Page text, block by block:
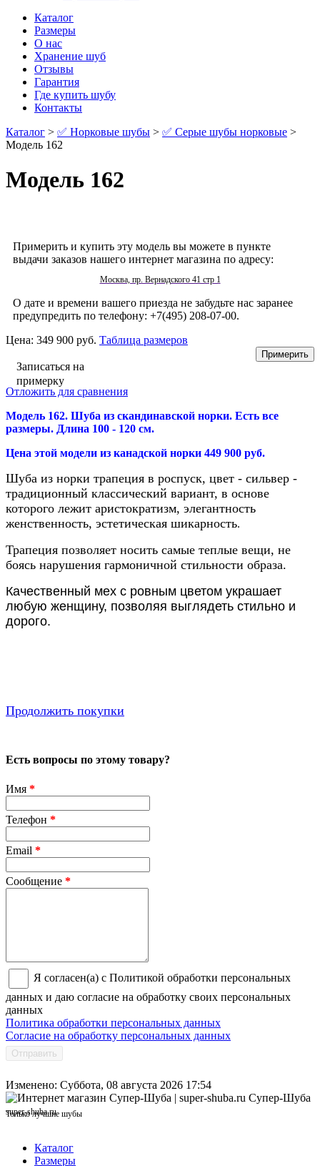
Каталог
Размеры
О нас
Хранение шуб
Отзывы
Гарантия
Где купить шубу
Контакты
Каталог > ✅ Норковые шубы > ✅ Серые шубы норковые >
Модель 162
Модель 162
Примерить и купить эту модель вы можете в пункте
выдачи заказов нашего интернет магазина по адресу:
Москва, пр. Вернадского 41 стр 1
О дате и времени вашего приезда не забудьте нас заранее
предупредить по телефону: +7(495) 208-07-00.
Цена: 349 900 руб. Таблица размеров
Записаться на
примерку
Отложить для сравнения
Модель 162. Шуба из скандинавской норки. Есть все
размеры. Длина 100 - 120 см.
Цена этой модели из канадской норки 449 900 руб.
Шуба из норки трапеция в роспуск, цвет - сильвер -
традиционный классический вариант, в основе
которого лежит аристократизм, элегантность
женственность, эстетическая шикарность.
Трапеция позволяет носить самые теплые вещи, не
боясь нарушения гармоничной стильности образа.
Качественный мех с ровным цветом украшает
любую женщину, позволяя выглядеть стильно и
дорого.
Продолжить покупки
Есть вопросы по этому товару?
Имя *
Телефон *
Email *
Сообщение *
Я согласен(а) с Политикой обработки персональных
данных и даю согласие на обработку своих персональных
данных
Политика обработки персональных данных
Согласие на обработку персональных данных
Отправить
Изменено: Суббота, 08 августа 2026 17:54
Супер-Шуба
super-shuba.ru
Только лучшие шубы
Каталог
Размеры